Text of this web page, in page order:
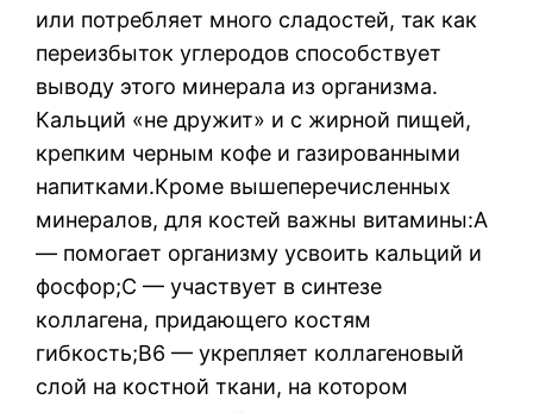
или потребляет много сладостей, так как
переизбыток углеродов способствует
выводу этого минерала из организма.
Кальций «не дружит» и с жирной пищей,
крепким черным кофе и газированными
напитками.Кроме вышеперечисленных
минералов, для костей важны витамины:А
— помогает организму усвоить кальций и
фосфор;С — участвует в синтезе
коллагена, придающего костям
гибкость;В6 — укрепляет коллагеновый
слой на костной ткани, на котором